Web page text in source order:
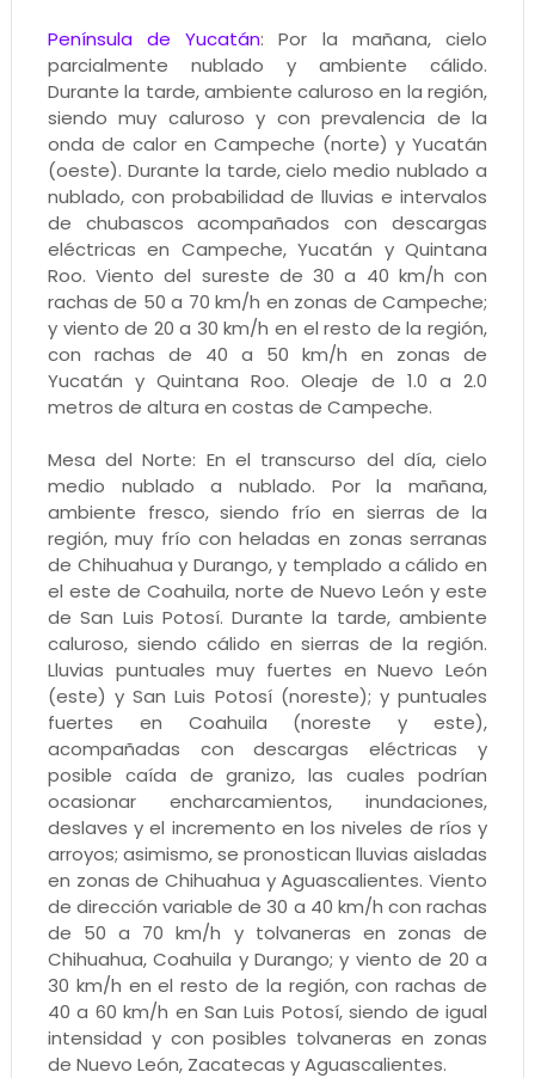
Península de Yucatán: Por la mañana, cielo
parcialmente nublado y ambiente cálido.
Durante la tarde, ambiente caluroso en la región,
siendo muy caluroso y con prevalencia de la
onda de calor en Campeche (norte) y Yucatán
(oeste). Durante la tarde, cielo medio nublado a
nublado, con probabilidad de lluvias e intervalos
de chubascos acompañados con descargas
eléctricas en Campeche, Yucatán y Quintana
Roo. Viento del sureste de 30 a 40 km/h con
rachas de 50 a 70 km/h en zonas de Campeche;
y viento de 20 a 30 km/h en el resto de la región,
con rachas de 40 a 50 km/h en zonas de
Yucatán y Quintana Roo. Oleaje de 1.0 a 2.0
metros de altura en costas de Campeche.
Mesa del Norte: En el transcurso del día, cielo
medio nublado a nublado. Por la mañana,
ambiente fresco, siendo frío en sierras de la
región, muy frío con heladas en zonas serranas
de Chihuahua y Durango, y templado a cálido en
el este de Coahuila, norte de Nuevo León y este
de San Luis Potosí. Durante la tarde, ambiente
caluroso, siendo cálido en sierras de la región.
Lluvias puntuales muy fuertes en Nuevo León
(este) y San Luis Potosí (noreste); y puntuales
fuertes en Coahuila (noreste y este),
acompañadas con descargas eléctricas y
posible caída de granizo, las cuales podrían
ocasionar encharcamientos, inundaciones,
deslaves y el incremento en los niveles de ríos y
arroyos; asimismo, se pronostican lluvias aisladas
en zonas de Chihuahua y Aguascalientes. Viento
de dirección variable de 30 a 40 km/h con rachas
de 50 a 70 km/h y tolvaneras en zonas de
Chihuahua, Coahuila y Durango; y viento de 20 a
30 km/h en el resto de la región, con rachas de
40 a 60 km/h en San Luis Potosí, siendo de igual
intensidad y con posibles tolvaneras en zonas
de Nuevo León, Zacatecas y Aguascalientes.